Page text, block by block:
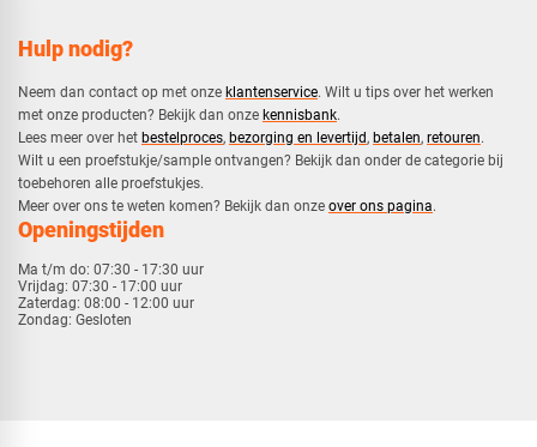
Hulp nodig?
Neem dan contact op met onze klantenservice. Wilt u tips over het werken
met onze producten? Bekijk dan onze kennisbank.
​Lees meer over het bestelproces, bezorging en levertijd, betalen, retouren.​
​Wilt u een proefstukje/sample ontvangen? Bekijk dan onder de categorie bij
toebehoren alle proefstukjes.
​​Meer over ons te weten komen? Bekijk dan onze over ons pagina.
Openingstijden
Ma t/m do: 07:30 - 17:30 uur
Vrijdag: 07:30 - 17:00 uur
Zaterdag: 08:00 - 12:00 uur
Zondag: Gesloten